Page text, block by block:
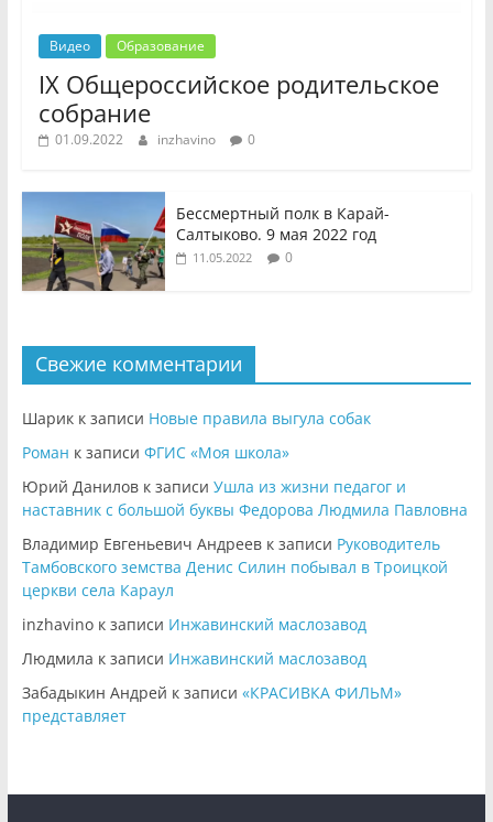
Видео Образование
IX Общероссийское родительское
собрание
01.09.2022 inzhavino 0
Бессмертный полк в Карай-
Салтыково. 9 мая 2022 год
11.05.2022 0
Свежие комментарии
Шарикк записи Новые правила выгула собак
Роман к записи ФГИС «Моя школа»
Юрий Даниловк записи Ушла из жизни педагог и
наставник с большой буквы Федорова Людмила Павловна
Владимир Евгеньевич Андреевк записи Руководитель
Тамбовского земства Денис Силин побывал в Троицкой
церкви села Караул
inzhavinoк записи Инжавинский маслозавод
Людмила к записи Инжавинский маслозавод
Забадыкин Андрей к записи «КРАСИВКА ФИЛЬМ»
представляет